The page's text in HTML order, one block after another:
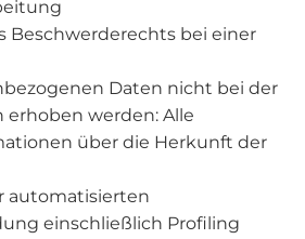
Beschwerderechts bei einer
Daten nicht bei der
erhoben werden: Alle
über die Herkunft der
automatisierten
einschließlich Profiling